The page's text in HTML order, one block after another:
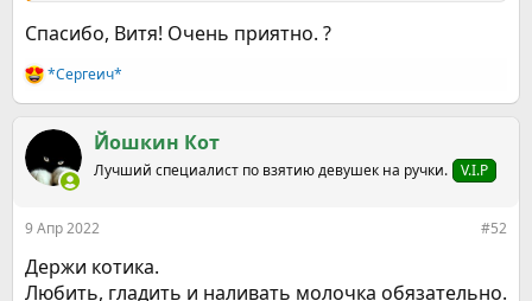
Спасибо, Витя! Очень приятно. ?
Р
е
к
ц
и
*Сергеич*
Йошкин Кот
Лучший специалист по взятию девушек на ручки. V.I.P
9 Апр 2022 #52
Держи котика.
Любить, гладить и наливать молочка обязательно.